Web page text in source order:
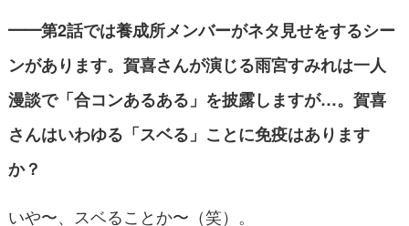
━━第2話では養成所メンバーがネタ見せをするシー
ンがあります。賀喜さんが演じる雨宮すみれは一人
漫談で「合コンあるある」を披露しますが…。賀喜
さんはいわゆる「スベる」ことに免疫はあります
か？
いや〜、スベることか〜（笑）。